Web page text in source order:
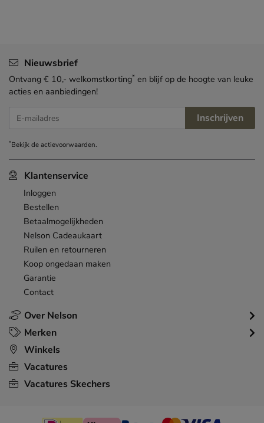
Over Nelson
Klantenservice
Inloggen
Bestellen
Betaalmogelijkheden
Nelson Cadeaukaart
Ruilen en retourneren
Koop ongedaan maken
Garantie
Contact
Merken
Winkels
Vacatures
Vacatures Skechers
Nieuwsbrief
Ontvang € 10,- welkomstkorting* en blijf op de hoogte van leuke
acties en aanbiedingen!
E-mailadres Inschrijven
*Bekijk deactievoorwaarden.